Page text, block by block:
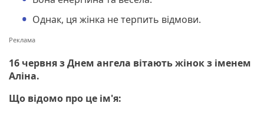
Однак, ця жінка не терпить відмови.
16 червня з Днем ангела вітають жінок з іменем
Аліна.
Що відомо про це ім'я: